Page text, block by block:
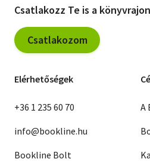
Csatlakozz Te is a
Csatlakozom
Elérhetőségek
+36 1 235 60 70
info@bookline.hu
Bookline Bolt
A